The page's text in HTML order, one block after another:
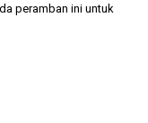
peramban ini untuk